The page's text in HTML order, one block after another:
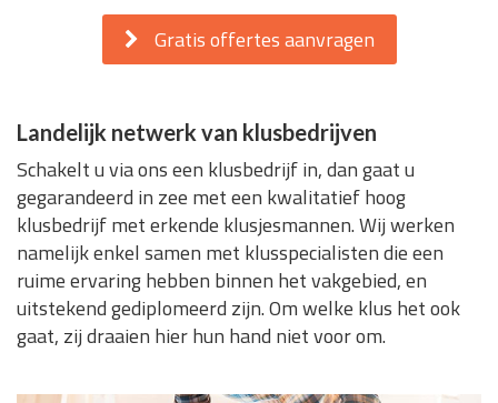
Gratis offertes aanvragen
Landelijk netwerk van klusbedrijven
Schakelt u via ons een klusbedrijf in, dan gaat u
gegarandeerd in zee met een kwalitatief hoog
klusbedrijf met erkende klusjesmannen. Wij werken
namelijk enkel samen met klusspecialisten die een
ruime ervaring hebben binnen het vakgebied, en
uitstekend gediplomeerd zijn. Om welke klus het ook
gaat, zij draaien hier hun hand niet voor om.